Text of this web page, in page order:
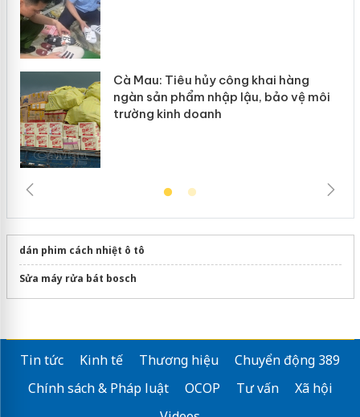
Cà Mau: Tiêu hủy công khai hàng
ngàn sản phẩm nhập lậu, bảo vệ môi
trường kinh doanh
dán phim cách nhiệt ô tô
Sửa máy rửa bát bosch
Tin tức Kinh tế Thương hiệu
Chuyển động 389
Chính sách & Pháp luật
OCOP Tư vấn
Xã hội